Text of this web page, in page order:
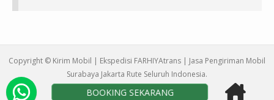
BOOKING SEKARANG
Copyright © Kirim Mobil | Ekspedisi FARHIYAtrans | Jasa Pengiriman Mobil
Surabaya Jakarta Rute Seluruh Indonesia.